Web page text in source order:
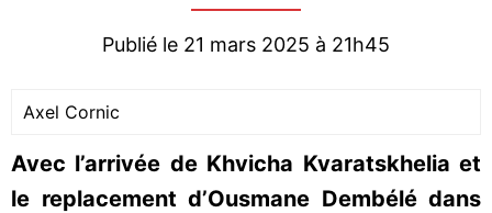
Publié le 21 mars 2025 à 21h45
Axel Cornic
Avec l’arrivée de Khvicha Kvaratskhelia et
le replacement d’Ousmane Dembélé dans